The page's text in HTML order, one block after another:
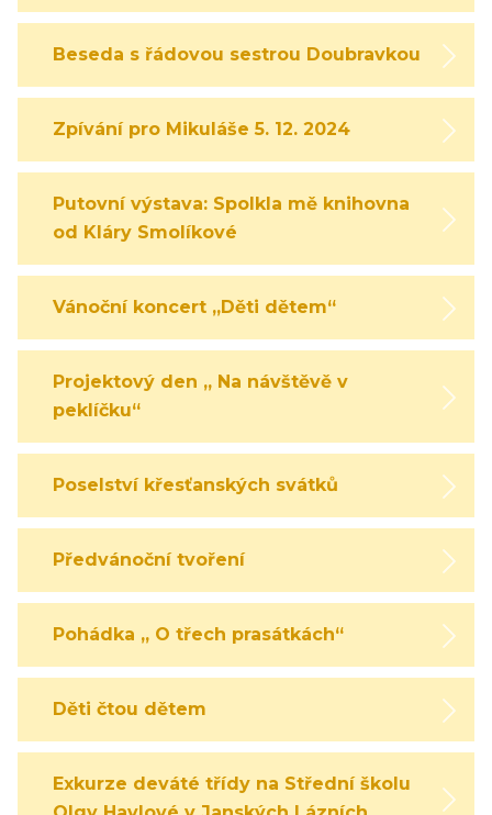
Beseda s řádovou sestrou Doubravkou
Zpívání pro Mikuláše 5. 12. 2024
Putovní výstava: Spolkla mě knihovna
od Kláry Smolíkové
Vánoční koncert „Děti dětem“
Projektový den „ Na návštěvě v
peklíčku“
Poselství křesťanských svátků
Předvánoční tvoření
Pohádka „ O třech prasátkách“
Děti čtou dětem
Exkurze deváté třídy na Střední školu